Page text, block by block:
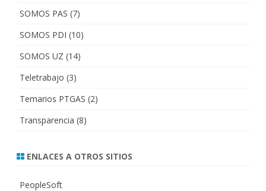
SOMOS PAS (7)
SOMOS PDI (10)
SOMOS UZ (14)
Teletrabajo (3)
Temarios PTGAS (2)
Transparencia (8)
ENLACES A OTROS SITIOS
PeopleSoft